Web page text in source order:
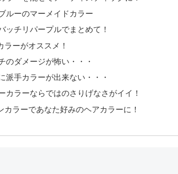
ルーのマーメイドカラー
ッチリパープルでまとめて！
ラーがオススメ！
のダメージが怖い・・・
派手カラーが出来ない・・・
カラーならではのさりげなさがイイ！
カラーであなた好みのヘアカラーに！